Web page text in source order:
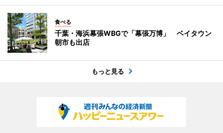
食べる
千葉・海浜幕張WBGで「幕張万博」 ベイタウン
朝市も出店
もっと見る